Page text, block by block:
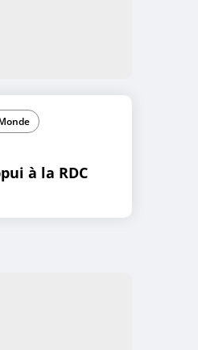
à la RDC